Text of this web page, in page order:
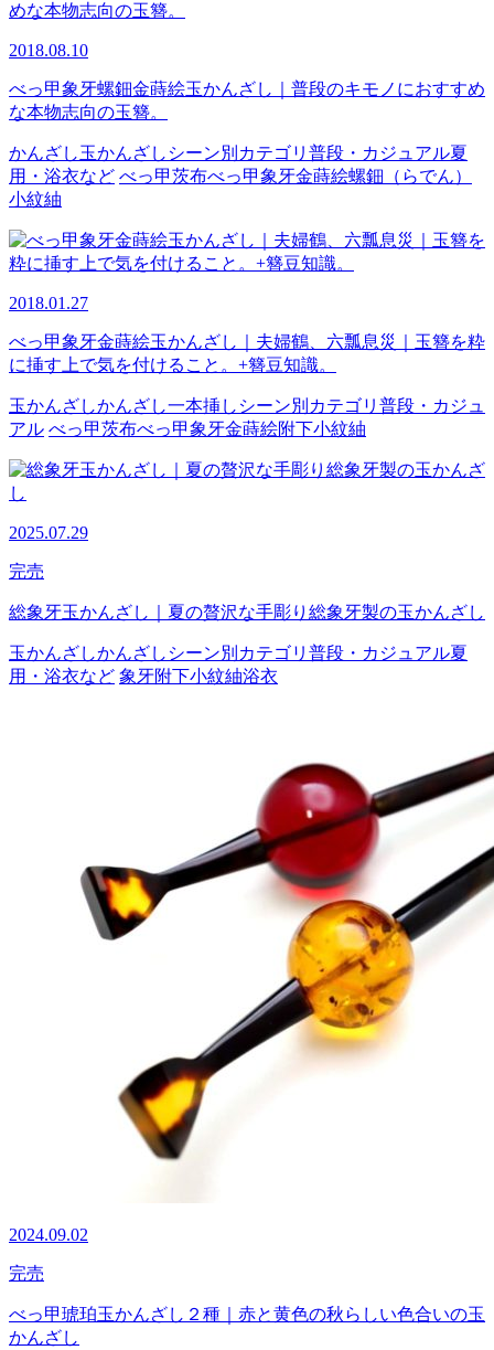
2018.08.10
べっ甲象牙螺鈿金蒔絵玉かんざし｜普段のキモノにおすすめ
な本物志向の玉簪。
かんざし玉かんざし シーン別カテゴリ 普段・カジュアル夏
用・浴衣など べっ甲茨布べっ甲象牙金蒔絵螺鈿（らでん）
小紋紬
2018.01.27
べっ甲象牙金蒔絵玉かんざし｜夫婦鶴、六瓢息災｜玉簪を粋
に挿す上で気を付けること。+簪豆知識。
玉かんざしかんざし一本挿し シーン別カテゴリ 普段・カジュ
アル べっ甲茨布べっ甲象牙金蒔絵附下小紋紬
2025.07.29
完売
総象牙玉かんざし｜夏の贅沢な手彫り総象牙製の玉かんざし
玉かんざしかんざし シーン別カテゴリ 普段・カジュアル夏
用・浴衣など 象牙附下小紋紬浴衣
2024.09.02
完売
べっ甲琥珀玉かんざし２種｜赤と黄色の秋らしい色合いの玉
かんざし